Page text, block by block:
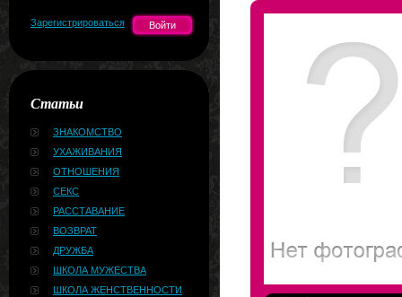
Зарегистрироваться
Статьи
ЗНАКОМСТВО
УХАЖИВАНИЯ
ОТНОШЕНИЯ
СЕКС
РАССТАВАНИЕ
ВОЗВРАТ
ДРУЖБА
ШКОЛА МУЖЕСТВА
ШКОЛА ЖЕНСТВЕННОСТИ